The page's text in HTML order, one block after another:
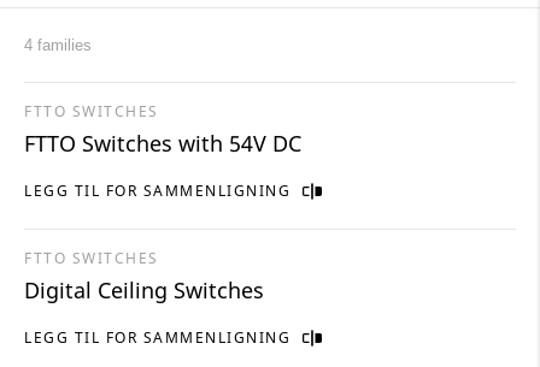
4 families
LEGG TIL FOR SAMMENLIGNING
FTTO SWITCHES
FTTO Switches with 54V DC
LEGG TIL FOR SAMMENLIGNING
FTTO SWITCHES
Digital Ceiling Switches